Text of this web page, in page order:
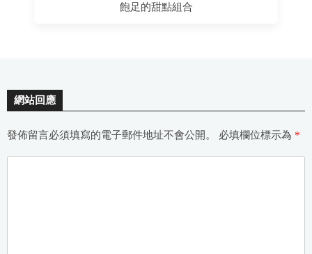
飽足的甜點組合
網站回應
發佈留言必須填寫的電子郵件地址不會公開。 必填欄位標示為 *